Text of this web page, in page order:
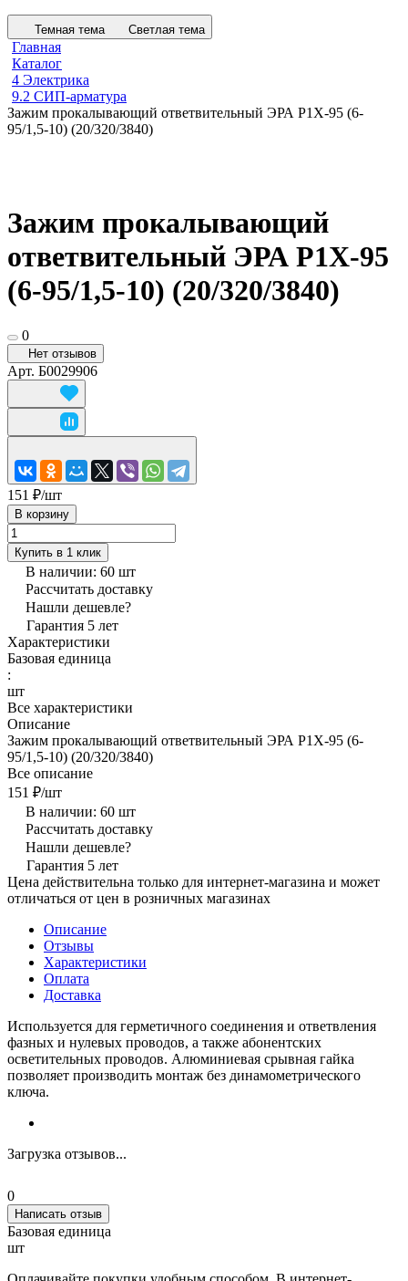
Темная тема Светлая тема
Главная
Каталог
4 Электрика
9.2 СИП-арматура
Зажим прокалывающий ответвительный ЭРА P1X-95 (6-
95/1,5-10) (20/320/3840)
Зажим прокалывающий
ответвительный ЭРА P1X-95
(6-95/1,5-10) (20/320/3840)
0
Нет отзывов
Арт. Б0029906
151 ₽/шт
В корзину
Купить в 1 клик
В наличии: 60 шт
Рассчитать доставку
Нашли дешевле?
Гарантия 5 лет
Характеристики
Базовая единица
:
шт
Все характеристики
Описание
Зажим прокалывающий ответвительный ЭРА P1X-95 (6-
95/1,5-10) (20/320/3840)
Все описание
151 ₽/шт
В наличии: 60 шт
Рассчитать доставку
Нашли дешевле?
Гарантия 5 лет
Цена действительна только для интернет-магазина и может
отличаться от цен в розничных магазинах
Описание
Отзывы
Характеристики
Оплата
Доставка
Используется для герметичного соединения и ответвления
фазных и нулевых проводов, а также абонентских
осветительных проводов. Алюминиевая срывная гайка
позволяет производить монтаж без динамометрического
ключа.
Загрузка отзывов...
0
Написать отзыв
Базовая единица
шт